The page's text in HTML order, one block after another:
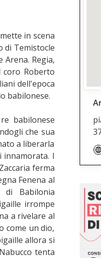
in scena
di Temistocle
Arena. Regia,
coro Roberto
dell'epoca
babilonese.
babilonese
che sua
a liberarla
innamorata. I
ferma
Fenena al
di Babilonia
irrompe
a rivelare al
come un dio,
allora si
tenta